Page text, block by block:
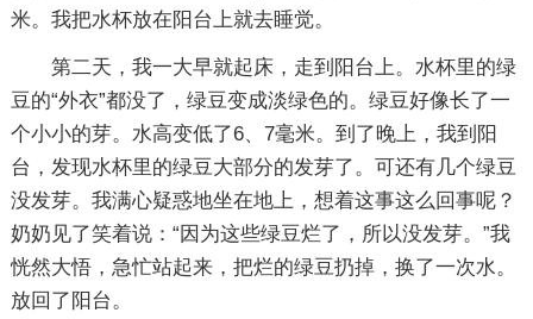
米。我把水杯放在阳台上就去睡觉。
第二天，我一大早就起床，走到阳台上。水杯里的绿
豆的“外衣”都没了，绿豆变成淡绿色的。绿豆好像长了一
个小小的芽。水高变低了6、7毫米。到了晚上，我到阳
台，发现水杯里的绿豆大部分的发芽了。可还有几个绿豆
没发芽。我满心疑惑地坐在地上，想着这事这么回事呢？
奶奶见了笑着说：“因为这些绿豆烂了，所以没发芽。”我
恍然大悟，急忙站起来，把烂的绿豆扔掉，换了一次水。
放回了阳台。